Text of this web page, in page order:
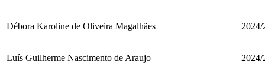
Débora Karoline de Oliveira Magalhães 2024/
Luís Guilherme Nascimento de Araujo 2024/